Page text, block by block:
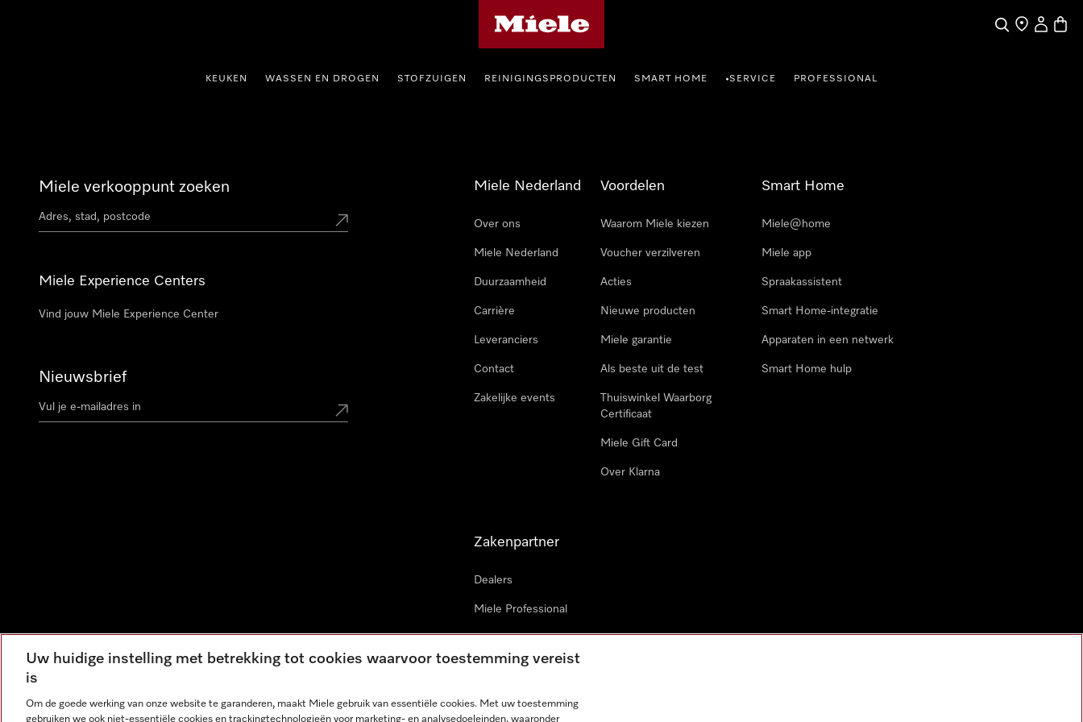
Wat zoek je?
Dealer zoeken
Mijn
KEUKEN WASSEN EN DROGEN STOFZUIGEN REINIGINGSPRODUCTEN SMART HOME •SERVICE PROFESSIONAL
Miele verkooppunt zoeken
Miele Experience Centers
Vind jouw Miele Experience Center
Nieuwsbrief
Miele Nederland
Over ons
Miele Nederland
Duurzaamheid
Carrière
Leveranciers
Contact
Zakelijke events
Voordelen
Waarom Miele kiezen
Voucher verzilveren
Acties
Nieuwe producten
Miele garantie
Als beste uit de test
Thuiswinkel Waarborg
Certificaat
Miele Gift Card
Over Klarna
Smart Home
Miele@home
Miele app
Spraakassistent
Smart Home-integratie
Apparaten in een netwerk
Smart Home hulp
Zakenpartner
Dealers
Miele Professional
Miele in projecten
Miele Marine
Uw huidige instelling met betrekking tot cookies waarvoor toestemming vereist
is
Om de goede werking van onze website te garanderen, maakt Miele gebruik van essentiële cookies. Met uw toestemming
gebruiken we ook niet-essentiële cookies en trackingtechnologieën voor marketing- en analysedoeleinden, waaronder